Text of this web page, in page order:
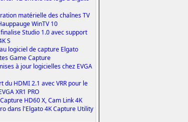
matérielle des chaînes TV
WinTV 10
Studio 1.0 avec support
S
logiciel de capture Elgato
Game Capture
à jour logicielles chez EVGA
du HDMI 2.1 avec VRR pour le
XR1 PRO
HD60 X, Cam Link 4K
dans l'Elgato 4K Capture Utility